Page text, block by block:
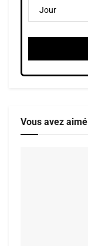
Vous avez aimé